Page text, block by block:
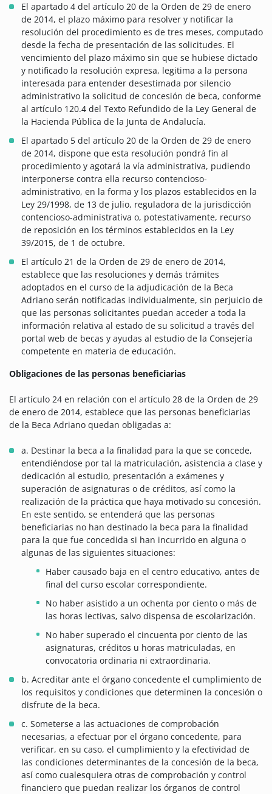
El apartado 4 del artículo 20 de la Orden de 29 de enero
de 2014, el plazo máximo para resolver y notificar la
resolución del procedimiento es de tres meses, computado
desde la fecha de presentación de las solicitudes. El
vencimiento del plazo máximo sin que se hubiese dictado
y notificado la resolución expresa, legitima a la persona
interesada para entender desestimada por silencio
administrativo la solicitud de concesión de beca, conforme
al artículo 120.4 del Texto Refundido de la Ley General de
la Hacienda Pública de la Junta de Andalucía.
El apartado 5 del artículo 20 de la Orden de 29 de enero
de 2014, dispone que esta resolución pondrá fin al
procedimiento y agotará la vía administrativa, pudiendo
interponerse contra ella recurso contencioso-
administrativo, en la forma y los plazos establecidos en la
Ley 29/1998, de 13 de julio, reguladora de la jurisdicción
contencioso-administrativa o, potestativamente, recurso
de reposición en los términos establecidos en la Ley
39/2015, de 1 de octubre.
El artículo 21 de la Orden de 29 de enero de 2014,
establece que las resoluciones y demás trámites
adoptados en el curso de la adjudicación de la Beca
Adriano serán notificadas individualmente, sin perjuicio de
que las personas solicitantes puedan acceder a toda la
información relativa al estado de su solicitud a través del
portal web de becas y ayudas al estudio de la Consejería
competente en materia de educación.
Obligaciones de las personas beneficiarias
El artículo 24 en relación con el artículo 28 de la Orden de 29
de enero de 2014, establece que las personas beneficiarias
de la Beca Adriano quedan obligadas a:
a. Destinar la beca a la finalidad para la que se concede,
entendiéndose por tal la matriculación, asistencia a clase y
dedicación al estudio, presentación a exámenes y
superación de asignaturas o de créditos, así como la
realización de la práctica que haya motivado su concesión.
En este sentido, se entenderá que las personas
beneficiarias no han destinado la beca para la finalidad
para la que fue concedida si han incurrido en alguna o
algunas de las siguientes situaciones:
Haber causado baja en el centro educativo, antes de
final del curso escolar correspondiente.
No haber asistido a un ochenta por ciento o más de
las horas lectivas, salvo dispensa de escolarización.
No haber superado el cincuenta por ciento de las
asignaturas, créditos u horas matriculadas, en
convocatoria ordinaria ni extraordinaria.
b. Acreditar ante el órgano concedente el cumplimiento de
los requisitos y condiciones que determinen la concesión o
disfrute de la beca.
c. Someterse a las actuaciones de comprobación
necesarias, a efectuar por el órgano concedente, para
verificar, en su caso, el cumplimiento y la efectividad de
las condiciones determinantes de la concesión de la beca,
así como cualesquiera otras de comprobación y control
financiero que puedan realizar los órganos de control